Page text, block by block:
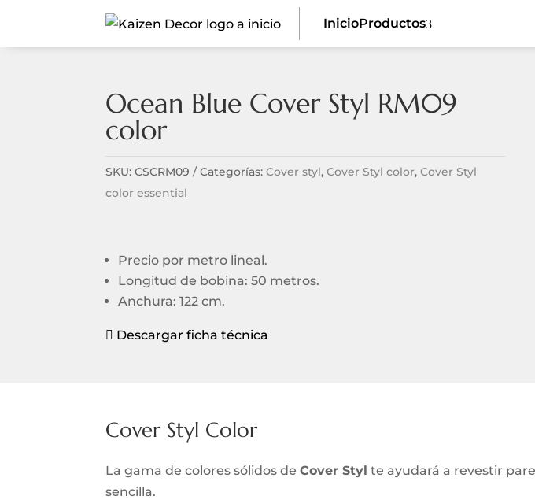
InicioProductos3
Ocean Blue Cover Styl RM09
color
SKU:CSCRM09 Categorías:Cover styl,Cover Styl color,Cover Styl
color essential
Precio por metro lineal.
Longitud de bobina: 50 metros.
Anchura: 122 cm.
 Descargar ficha técnica
Cover Styl Color
La gama de colores sólidos deCover Styl te ayudará a revestir
sencilla.